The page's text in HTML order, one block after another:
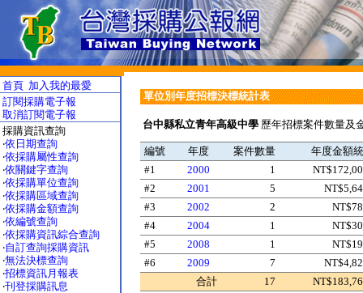
首頁 加入我的最愛
訂閱採購電子報
取消訂閱電子報
採購資訊查詢
‧依日期查詢
‧依採購屬性查詢
‧依關鍵字查詢
‧依採購單位查詢
‧依採購區域查詢
‧依採購金額查詢
‧依編號查詢
‧依採購資訊綜合查詢
‧自訂查詢採購資訊
‧無法決標查詢
‧招標資訊月報表
‧刊登採購訊息
單位別年度招標決標統計表
台中縣私立青年高級中學 歷年招標案件數量及
編號 年度 案件數量
年度金額
#1
2000 1
#2
2001 5
#3
2002 2
#4
2004 1
#5
2008 1
#6
2009 7
合計
17